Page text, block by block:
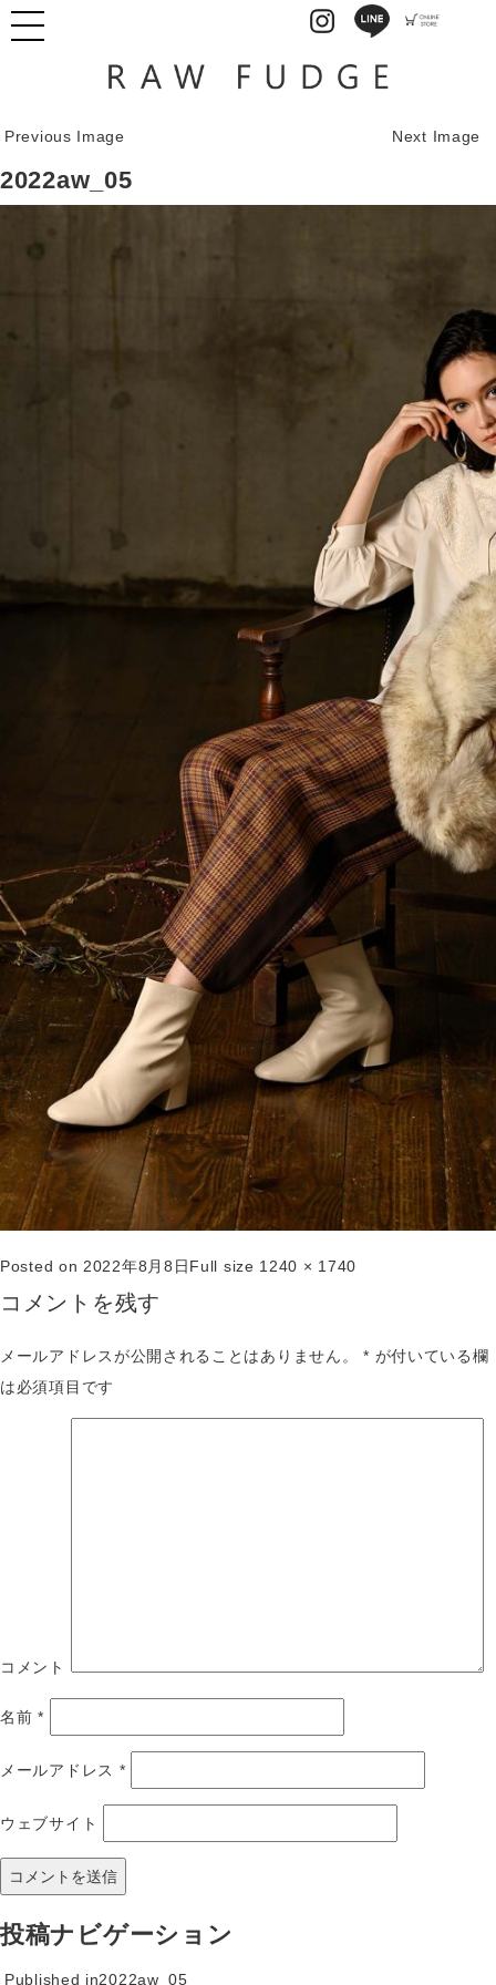
Previous Image Next Image
2022aw_05
Posted on 2022年8月8日Full size 1240 × 1740
コメントを残す
メールアドレスが公開されることはありません。 * が付いている欄
は必須項目です
コメント
名前*
メールアドレス *
ウェブサイト
投稿ナビゲーション
Published in2022aw_05